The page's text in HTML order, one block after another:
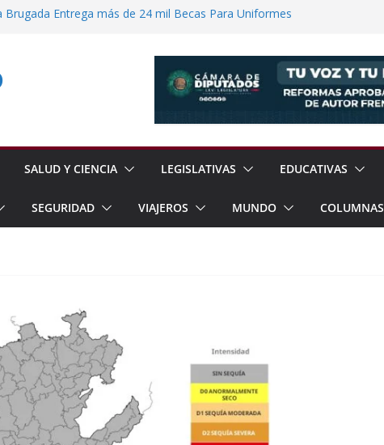
Brugada Entrega más de 24 mil Becas Para Uniformes
Entrega Pensión Mujeres Bienestar a
SALUD Y CIENCIA LEGISLATIVAS EDUCATIVAS
SEGURIDAD VIAJEROS MUNDO COLUMNAS